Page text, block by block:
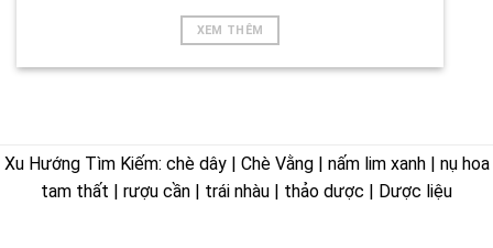
XEM THÊM
Xu Hướng Tìm Kiếm: chè dây | Chè Vằng | nấm lim xanh | nụ hoa
tam thất | rượu cần | trái nhàu | thảo dược | Dược liệu